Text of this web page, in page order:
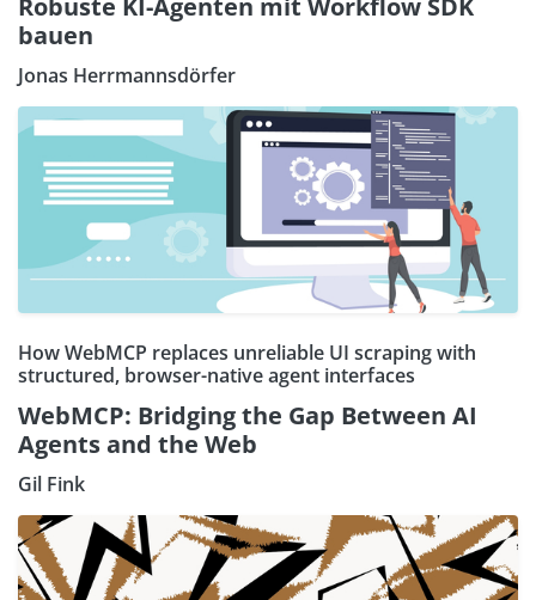
Robuste KI-Agenten mit Workflow SDK
bauen
Jonas Herrmannsdörfer
How WebMCP replaces unreliable UI scraping with
structured, browser-native agent interfaces
WebMCP: Bridging the Gap Between AI
Agents and the Web
Gil Fink